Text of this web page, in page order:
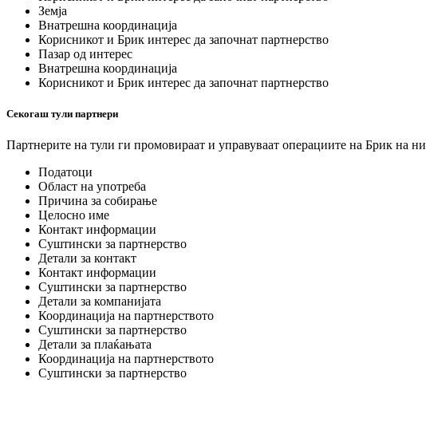
Земја
Внатрешна координација
Корисникот и Брик интерес да започнат партнерство
Пазар од интерес
Внатрешна координација
Корисникот и Брик интерес да започнат партнерство
Секогаш тули партнери
Партнерите на тули ги промовираат и управуваат операциите на Брик на
Податоци
Област на употреба
Причина за собирање
Целосно име
Контакт информации
Суштински за партнерство
Детали за контакт
Контакт информации
Суштински за партнерство
Детали за компанијата
Координација на партнерството
Суштински за партнерство
Детали за плаќањата
Координација на партнерството
Суштински за партнерство